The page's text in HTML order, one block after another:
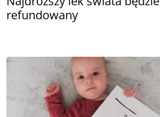
refundowany